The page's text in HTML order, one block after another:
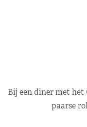
Bij een diner met het
paarse